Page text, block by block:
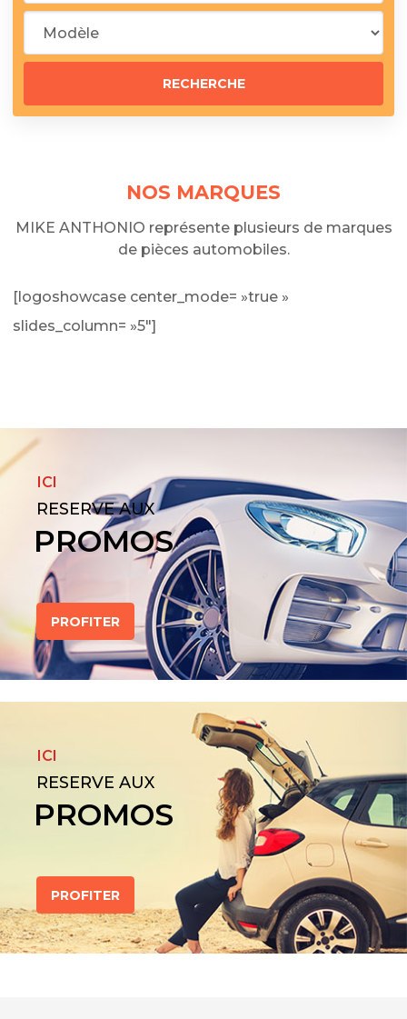
NOS MARQUES
MIKE ANTHONIO représente plusieurs de marques
de pièces automobiles.
[logoshowcase center_mode= »true »
slides_column= »5″]
ICI
RESERVE AUX
PROMOS
PROFITER
ICI
RESERVE AUX
PROMOS
PROFITER